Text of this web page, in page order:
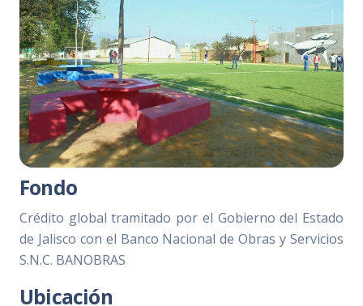
Fondo
Crédito global tramitado por el Gobierno del Estado
de Jalisco con el Banco Nacional de Obras y Servicios
S.N.C. BANOBRAS
Ubicación